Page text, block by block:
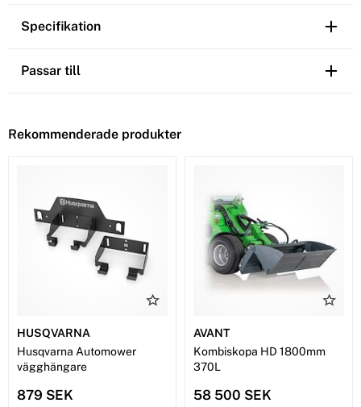
Specifikation
Passar till
Rekommenderade produkter
HUSQVARNA
Husqvarna Automower
vägghängare
879 SEK
AVANT
Kombiskopa HD 1800mm
370L
58 500 SEK